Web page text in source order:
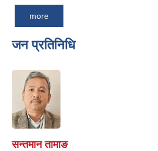
more
जन प्रतिनिधि
सन्तमान तामाङ